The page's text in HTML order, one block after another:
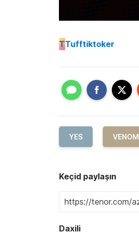
TTufftiktoker
YES VENOM
Keçid paylaşın
Daxili